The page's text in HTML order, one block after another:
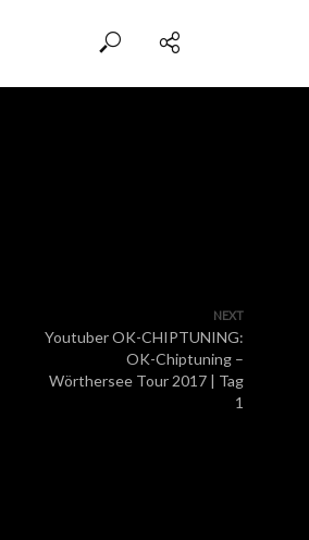
NEXT
Youtuber OK-CHIPTUNING:
OK-Chiptuning –
Wörthersee Tour 2017 | Tag
1